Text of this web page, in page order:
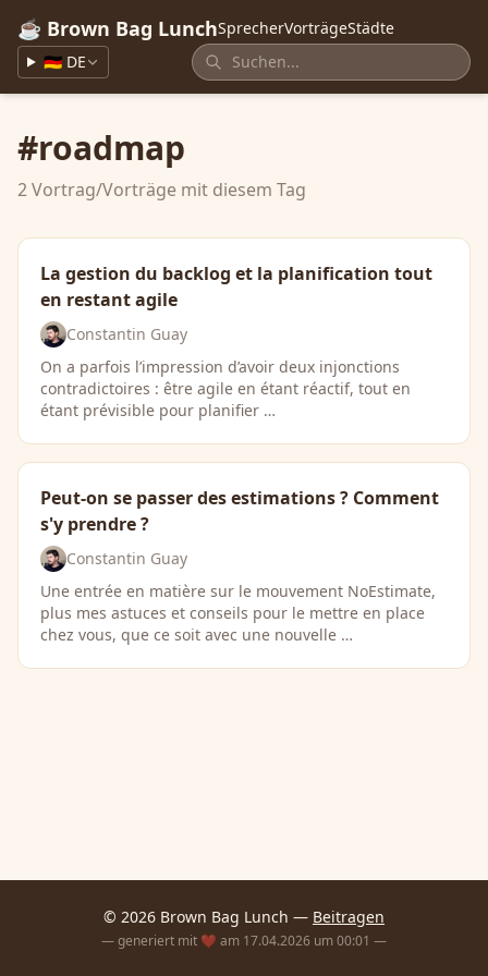
☕ Brown Bag LunchSprecherVorträgeStädte
🇩🇪 DE
#roadmap
2 Vortrag/Vorträge mit diesem Tag
La gestion du backlog et la planification tout
en restant agile
Constantin Guay
On a parfois l’impression d’avoir deux injonctions
contradictoires : être agile en étant réactif, tout en
étant prévisible pour planifier …
Peut-on se passer des estimations ? Comment
s'y prendre ?
Constantin Guay
Une entrée en matière sur le mouvement NoEstimate,
plus mes astuces et conseils pour le mettre en place
chez vous, que ce soit avec une nouvelle …
© 2026 Brown Bag Lunch — Beitragen
— generiert mit ❤️ am 17.04.2026 um 00:01 —